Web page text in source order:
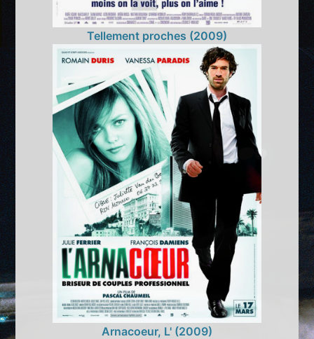
Tellement proches (2009)
Arnacoeur, L' (2009)